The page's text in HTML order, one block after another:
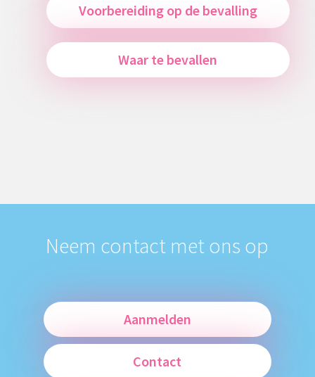
Voorbereiding op de bevalling
Waar te bevallen
Neem contact met ons op
Aanmelden
Contact